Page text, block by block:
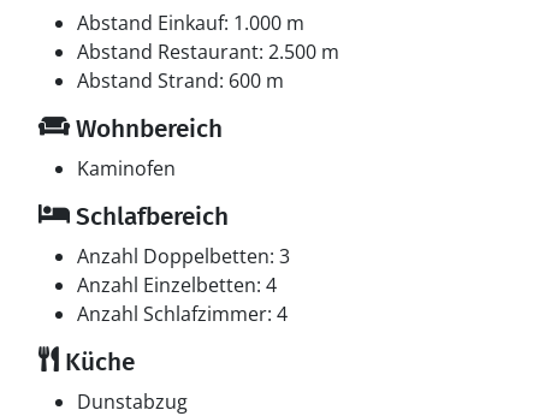
Abstand Einkauf: 1.000 m
Abstand Restaurant: 2.500 m
Abstand Strand: 600 m
Wohnbereich
Kaminofen
Schlafbereich
Anzahl Doppelbetten: 3
Anzahl Einzelbetten: 4
Anzahl Schlafzimmer: 4
Küche
Dunstabzug